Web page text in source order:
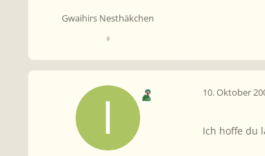
Gwaihirs Nesthäkchen
♀
10. Oktober
Ich hoffe du